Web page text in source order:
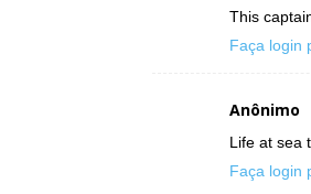
This
Faça login
Anônimo
Life at sea
Faça login